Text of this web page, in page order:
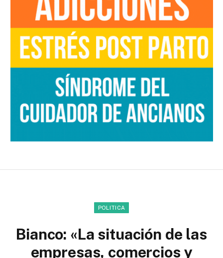
POLITICA
Bianco: «La situación de las
empresas, comercios y